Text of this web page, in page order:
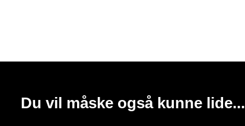
Du vil måske også kunne lide...